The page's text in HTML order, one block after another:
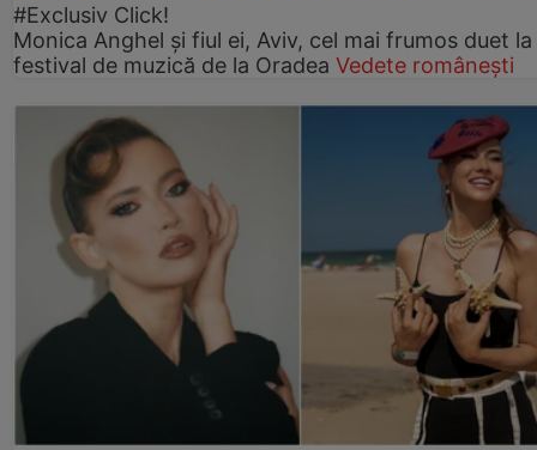
#Exclusiv Click!
Monica Anghel și fiul ei, Aviv, cel mai frumos duet la
festival de muzică de la Oradea Vedete românești